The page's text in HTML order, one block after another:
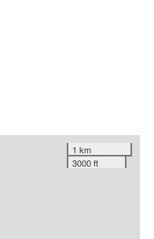
1 km
3000 ft